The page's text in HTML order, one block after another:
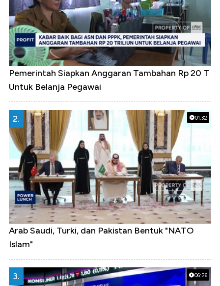
Pemerintah Siapkan Anggaran Tambahan Rp 20 T
Untuk Belanja Pegawai
01:32
2.
Arab Saudi, Turki, dan Pakistan Bentuk "NATO
Islam"
06:26
3.